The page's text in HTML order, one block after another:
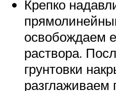
Крепко
освобождаем
раствора.
грунтовки
разглаживаем